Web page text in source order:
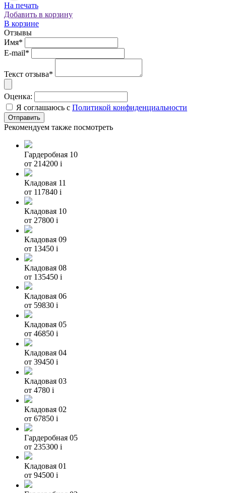
На печать
Добавить в корзину
В корзине
Отзывы
Имя*
E-mail*
Текст отзыва*
Оценка:
Я соглашаюсь с Политикой конфиденциальности
Рекомендуем также посмотреть
Гардеробная 10
от 214200 i
Кладовая 11
от 117840 i
Кладовая 10
от 27800 i
Кладовая 09
от 13450 i
Кладовая 08
от 135450 i
Кладовая 06
от 59830 i
Кладовая 05
от 46850 i
Кладовая 04
от 39450 i
Кладовая 03
от 4780 i
Кладовая 02
от 67850 i
Гардеробная 05
от 235300 i
Кладовая 01
от 94500 i